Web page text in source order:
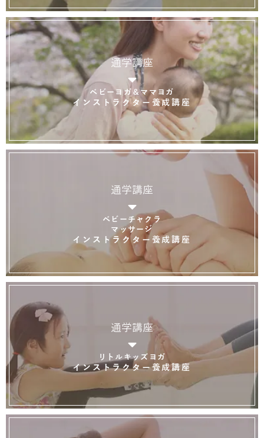
通学講座
ベビーヨガ＆ママヨガ
インストラクター養成講座
通学講座
ベビーチャクラ
マッサージ
インストラクター養成講座
通学講座
リトルキッズヨガ
インストラクター養成講座